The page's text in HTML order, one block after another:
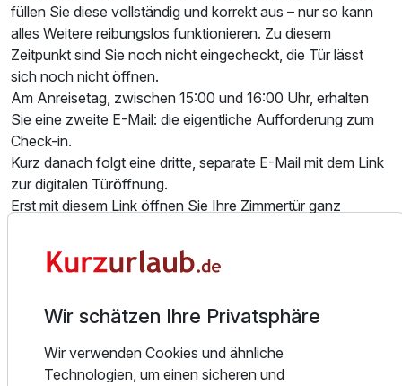
Doppelzimmer Komfort
2 Erwachsene
füllen Sie diese vollständig und korrekt aus – nur so kann
alles Weitere reibungslos funktionieren. Zu diesem
Zeitpunkt sind Sie noch nicht eingecheckt, die Tür lässt
sich noch nicht öffnen.
Am Anreisetag, zwischen 15:00 und 16:00 Uhr, erhalten
Sie eine zweite E-Mail: die eigentliche Aufforderung zum
Check-in.
Kurz danach folgt eine dritte, separate E-Mail mit dem Link
zur digitalen Türöffnung.
Erst mit diesem Link öffnen Sie Ihre Zimmertür ganz
Smartphones – ohne App-Download, mit einem einfachen
Wisch auf dem Bildschirm.
schauen Sie bitte auch im Spam-Ordner nach. Melden Sie
Ihnen den Link umgehend erneut zu.
Wir schätzen Ihre Privatsphäre
Wir verwenden Cookies und ähnliche
Technologien, um einen sicheren und